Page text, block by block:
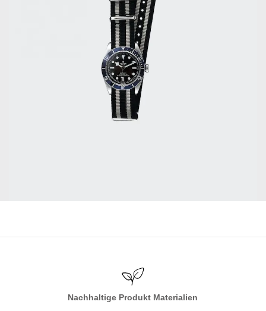
Nachhaltige Produkt Materialien